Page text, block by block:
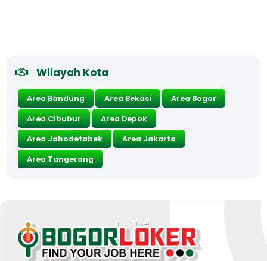
Wilayah Kota
Area Bandung Area Bekasi
Area Bogor
Area Cibubur
Area Depok
Area Jabodetabek
Area Jakarta
Area Tangerang